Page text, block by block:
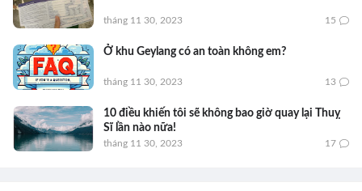
tháng 11 30, 2023 15
Ở khu Geylang có an toàn không em?
tháng 11 30, 2023 13
10 điều khiến tôi sẽ không bao giờ quay lại Thuỵ
Sĩ lần nào nữa!
tháng 11 30, 2023 17